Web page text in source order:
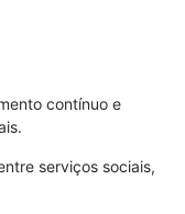
contínuo e
serviços sociais,